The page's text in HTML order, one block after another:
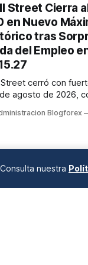
Street Cierra
en Nuevo
tras
del Empleo
Street cerró con
agosto de 2026,
puntos (+0.6%).
de julio
Blogforex
nuestra